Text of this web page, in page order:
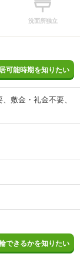
洗面所独立
可能時期を知りたい
敷金・礼金不要、
できるかを知りたい